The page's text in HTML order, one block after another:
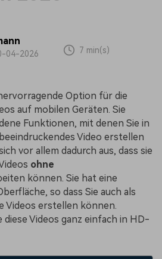
04-2026 7 min(s)
Option für die
auf mobilen Geräten. Sie
Funktionen, mit denen Sie in
Video erstellen
vor allem dadurch aus, dass sie
ohne
können. Sie hat eine
so dass Sie auch als
Videos erstellen können.
Videos ganz einfach in HD-